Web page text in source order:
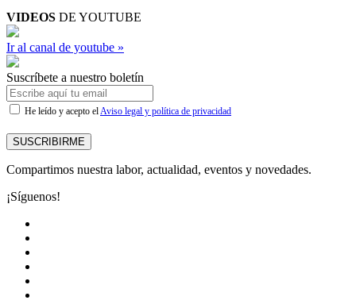
VIDEOS DE YOUTUBE
Ir al canal de youtube »
Suscríbete a nuestro boletín
He leído y acepto el Aviso legal y política de privacidad
SUSCRIBIRME
Compartimos nuestra labor, actualidad, eventos y novedades.
¡Síguenos!